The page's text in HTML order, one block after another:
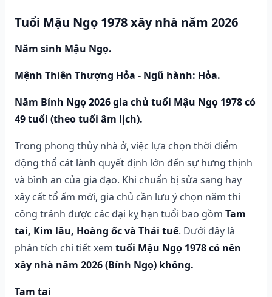
Tuổi Mậu Ngọ 1978 xây nhà năm 2026
Năm sinh Mậu Ngọ.
Mệnh Thiên Thượng Hỏa - Ngũ hành: Hỏa.
Năm Bính Ngọ 2026 gia chủ tuổi Mậu Ngọ 1978 có
49 tuổi (theo tuổi âm lịch).
Trong phong thủy nhà ở, việc lựa chọn thời điểm
động thổ cát lành quyết định lớn đến sự hưng thịnh
và bình an của gia đạo. Khi chuẩn bị sửa sang hay
xây cất tổ ấm mới, gia chủ cần lưu ý chọn năm thi
công tránh được các đại kỵ hạn tuổi bao gồm Tam
tai, Kim lâu, Hoàng ốc và Thái tuế. Dưới đây là
phân tích chi tiết xem tuổi Mậu Ngọ 1978 có nên
xây nhà năm 2026 (Bính Ngọ) không.
Tam tai